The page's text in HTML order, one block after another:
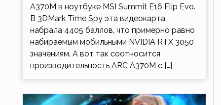
A370M в ноутбуке MSI Summit E16 Flip Evo.
В 3DMark Time Spy эта видеокарта
набрала 4405 баллов, что примерно равно
набираемым мобильными NVIDIA RTX 3050
значениям. А вот так соотносится
производительность ARC A370M с […]